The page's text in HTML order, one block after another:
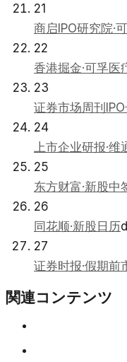
21
商启IPO研究院·
22
香港掘金·可孚医
23
证券市场周刊
24
上市企业研报·维
25
东方财富·新股中
26
同花顺·新股日历
27
证券时报·假期前
関連コンテンツ